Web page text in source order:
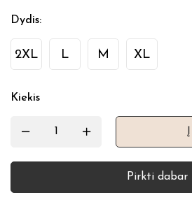
Dydis:
2XL L M XL
Kiekis
Pirkti dabar